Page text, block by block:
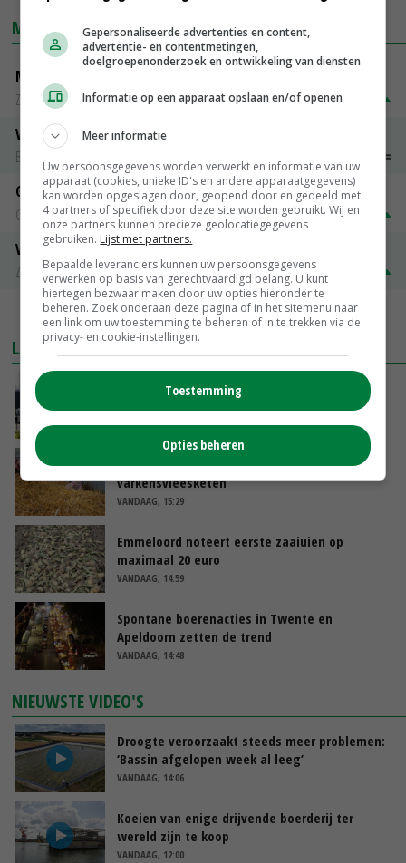
MARKTPRIJZEN
Magere melkpoeder
Zuivel NL
€ 269,00 € 7,00
Vleeskuikens 2001-2600 gr
Barneveld
Gerst
Groningen
€ 197,00 € 2,00
Volle melkpoeder
Zuivel NL
€ 345,00
MEER MARKTPRIJZEN
LAATSTE NIEUWS
Gemiddelde Europese melkprijs daalt licht in
VANDAAG, 17:04
Frans onderzoekcentrum bestrijkt hele
varkensvleesketen
VANDAAG, 15:29
Emmeloord noteert eerste zaaiuien op
maximaal 20 euro
VANDAAG, 14:59
Spontane boerenacties in Twente en
Apeldoorn zetten de trend
VANDAAG, 14:48
NIEUWSTE VIDEO'S
Droogte veroorzaakt steeds meer problemen:
‘Bassin afgelopen week al leeg’
VANDAAG, 14:06
Koeien van enige drijvende boerderij ter
wereld zijn te koop
VANDAAG, 12:00
Gepersonaliseerde advertenties en content,
advertentie- en contentmetingen,
doelgroepenonderzoek en ontwikkeling van diensten
Informatie op een apparaat opslaan en/of openen
Meer informatie
Uw persoonsgegevens worden verwerkt en informatie van uw
apparaat (cookies, unieke ID's en andere apparaatgegevens)
kan worden opgeslagen door, geopend door en gedeeld met
4 partners of specifiek door deze site worden gebruikt. Wij en
onze partners kunnen precieze geolocatiegegevens
gebruiken. Lijst met partners.
Bepaalde leveranciers kunnen uw persoonsgegevens
verwerken op basis van gerechtvaardigd belang. U kunt
hiertegen bezwaar maken door uw opties hieronder te
beheren. Zoek onderaan deze pagina of in het sitemenu naar
een link om uw toestemming te beheren of in te trekken via de
privacy- en cookie-instellingen.
Toestemming
Opties beheren